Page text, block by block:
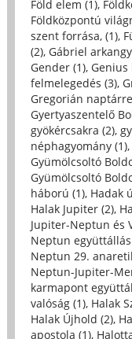
Föld elem (1),
Földközpontú
szent forrása, (1),
(2), Gábriel
Gender (1), Genius
felmelegedés (3),
Gregorián
Gyertyaszentelő
gyökércsakra (2),
néphagyomány (1),
Gyümölcsoltó
Gyümölcsoltó
háború (1), Hadak
Halak Jupiter (2),
Jupiter-Neptun és
Neptun együttállás
Neptun 29.
Neptun-Jupiter-
karmapont
valóság (1), Halak
Halak Újhold (2),
apostola (1),